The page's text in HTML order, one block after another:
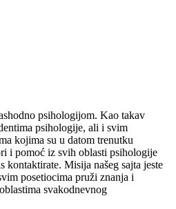
psihologijom. Kao takav
psihologije, ali i svim
kojima su u datom trenutku
i pomoć iz svih oblasti psihologije
kontaktirate. Misija našeg sajta jeste
posetiocima pruži znanja i
svakodnevnog